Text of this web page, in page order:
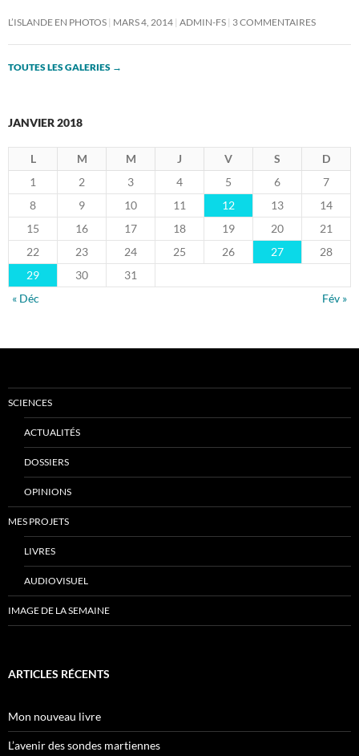
L’ISLANDE EN PHOTOS MARS 4, 2014 ADMIN-FS 3 COMMENTAIRES
TOUTES LES GALERIES →
JANVIER 2018
L M M J V S
D
1
2 3 4 5 6
7
8
9 10 11 12 13
14
15
16 17 18 19 20
21
22
23 24 25 26 27
28
29
30
31
« Déc
Fév »
SCIENCES
ACTUALITÉS
DOSSIERS
OPINIONS
MES PROJETS
LIVRES
AUDIOVISUEL
IMAGE DE LA SEMAINE
ARTICLES RÉCENTS
Mon nouveau livre
L’avenir des sondes martiennes